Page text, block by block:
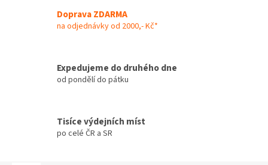
Doprava ZDARMA
na odjednávky od 2000,- Kč*
Expedujeme do druhého dne
od pondělí do pátku
Tisíce výdejních míst
po celé ČR a SR